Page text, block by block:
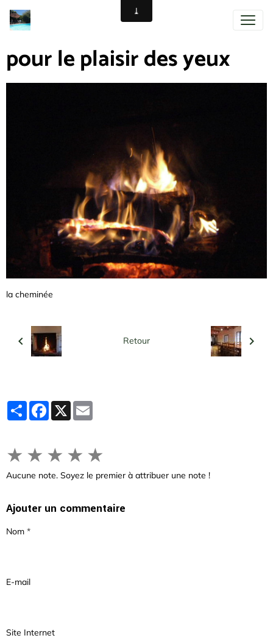
pour le plaisir des yeux
la cheminée
Retour
PartagerFacebook
X
★ ★ ★ ★ ★
Aucune note. Soyez le premier à attribuer une note !
Ajouter un commentaire
Nom
E-mail
Site Internet